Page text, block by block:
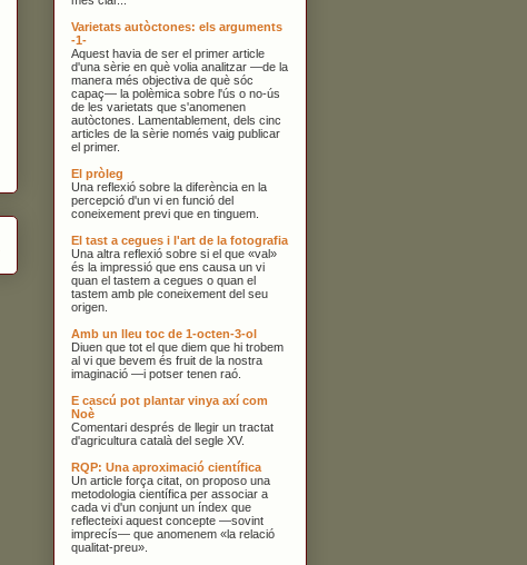
Varietats autòctones: els arguments
-1-
Aquest havia de ser el primer article
d'una sèrie en què volia analitzar —de la
manera més objectiva de què sóc
capaç— la polèmica sobre l'ús o no-ús
de les varietats que s'anomenen
autòctones. Lamentablement, dels cinc
articles de la sèrie només vaig publicar
el primer.
El pròleg
Una reflexió sobre la diferència en la
percepció d'un vi en funció del
coneixement previ que en tinguem.
El tast a cegues i l'art de la fotografia
Una altra reflexió sobre si el que «val»
és la impressió que ens causa un vi
quan el tastem a cegues o quan el
tastem amb ple coneixement del seu
origen.
Amb un lleu toc de 1-octen-3-ol
Diuen que tot el que diem que hi trobem
al vi que bevem és fruit de la nostra
imaginació —i potser tenen raó.
E cascú pot plantar vinya axí com
Noè
Comentari després de llegir un tractat
d'agricultura català del segle XV.
RQP: Una aproximació científica
Un article força citat, on proposo una
metodologia científica per associar a
cada vi d'un conjunt un índex que
reflecteixi aquest concepte —sovint
imprecís— que anomenem «la relació
qualitat-preu».